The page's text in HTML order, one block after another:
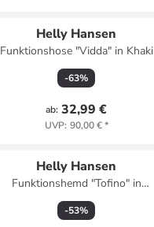
Helly Hansen
Funktionshose "Vidda" in Khaki
-63%
ab: 32,99 €
UVP: 90,00 €*
Helly Hansen
Funktionshemd "Tofino" in
Dunkelblau
-53%